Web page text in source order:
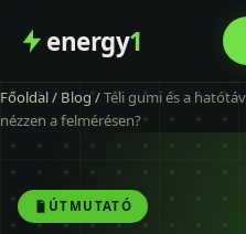
energy1
Főoldal
Szolgáltatás
Főoldal/ Blog/Téli gumi és a
nézzen a felmérésen?
ÚTMUTATÓ